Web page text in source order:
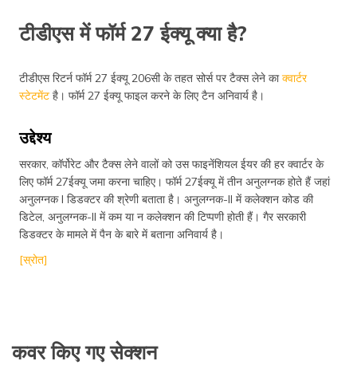
टीडीएस में फॉर्म 27 ईक्यू क्या है?
टीडीएस रिटर्न फॉर्म 27 ईक्यू 206सी के तहत सोर्स पर टैक्स लेने काक्वार्टर
स्टेटमेंट है। फॉर्म 27 ईक्यू फाइल करने के लिए टैन अनिवार्य है।
उद्देश्य
सरकार, कॉर्पोरेट और टैक्स लेने वालों को उस फाइनेंशियल ईयर की हर क्वार्टर के
लिए फॉर्म 27ईक्यू जमा करना चाहिए। फॉर्म 27ईक्यू में तीन अनुलग्नक होते हैं जहां
अनुलग्नक I डिडक्टर की श्रेणी बताता है। अनुलग्नक-II में कलेक्शन कोड की
डिटेल, अनुलग्नक-II में कम या न कलेक्शन की टिप्पणी होती हैं। गैर सरकारी
डिडक्टर के मामले में पैन के बारे में बताना अनिवार्य है।
[स्रोत]
कवर किए गए सेक्शन